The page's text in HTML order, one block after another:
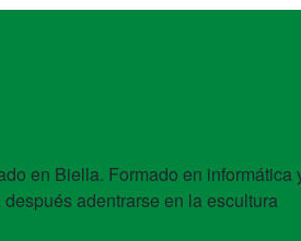
en Biella. Formado en
adentrarse en la escultura